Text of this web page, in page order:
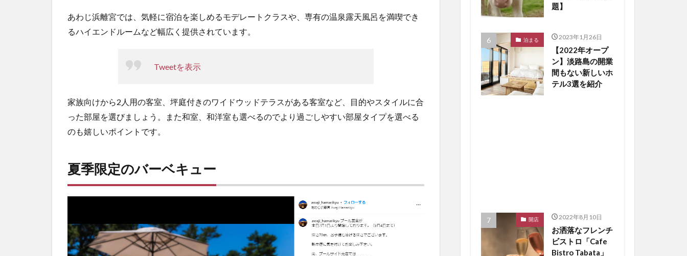
あわじ浜離宮では、気軽に宿泊を楽しめるモデレートクラスや、専有の温泉露天風呂を満喫でき
るハイエンドルームなど幅広く提供されています。
Tweetを表示
家族向けから2人用の客室、坪庭付きのワイドウッドテラスがある客室など、目的やスタイルに合
った部屋を選びましょう。また和室、和洋室も選べるのでより過ごしやすい部屋タイプを選べる
のも嬉しいポイントです。
夏季限定のバーベキュー
題】
泊まる 2023年1月26日
【2022年オープ
ン】淡路島の開業
間もない新しいホ
テル3選を紹介
開店 2022年8月10日
お洒落なフレンチ
ビストロ「Cafe
Bistro Tabata」